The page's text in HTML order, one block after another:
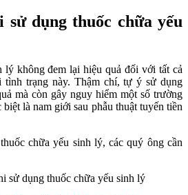
dụng thuốc chữa yếu
không đem lại hiệu quả đối với tất cả
tình trạng này. Thậm chí, tự ý sử dụng
mà còn gây nguy hiểm một số trường
là nam giới sau phẫu thuật tuyến tiền
chữa yếu sinh lý, các quý ông cần